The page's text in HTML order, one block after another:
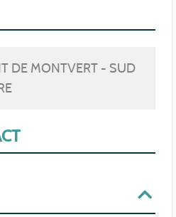
DE MONTVERT - SUD